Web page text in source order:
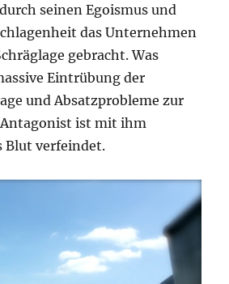
seinen Egoismus und
das Unternehmen
gebracht. Was
Eintrübung der
und Absatzprobleme zur
ist mit ihm
Blut verfeindet.